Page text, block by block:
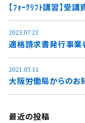
【ﾌｫｰｸﾘﾌﾄ講習】受
2023.07.21
適格請求書発行事業
2021.05.11
大阪労働局からのお
最近の投稿